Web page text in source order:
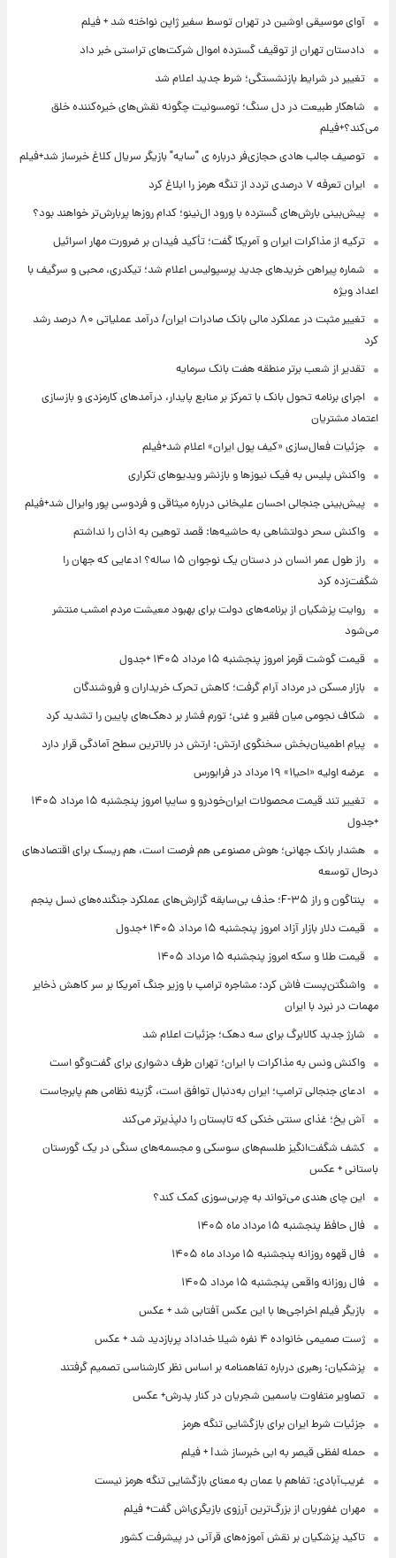
آوای موسیقی اوشین در تهران توسط سفیر ژاپن نواخته شد + فیلم
دادستان تهران از توقیف گسترده اموال شرکت‌های تراستی خبر داد
تغییر در شرایط بازنشستگی؛ شرط جدید اعلام شد
شاهکار طبیعت در دل سنگ؛ تومسونیت چگونه نقش‌های خیره‌کننده خلق
می‌کند؟+فیلم
توصیف جالب هادی حجازی‌فر درباره ی "سایه" بازیگر سریال کلاغ خبرساز شد+فیلم
ایران تعرفه ۷ درصدی تردد از تنگه هرمز را ابلاغ کرد
پیش‌بینی بارش‌های گسترده با ورود ال‌نینو؛ کدام روزها پربارش‌تر خواهند بود؟
ترکیه از مذاکرات ایران و آمریکا گفت؛ تأکید فیدان بر ضرورت مهار اسرائیل
شماره پیراهن خریدهای جدید پرسپولیس اعلام شد؛ تیکدری، محبی و سرگیف با
اعداد ویژه
تغییر مثبت در عملکرد مالی بانک صادرات ایران/ درآمد عملیاتی ۸۰ درصد رشد
کرد
تقدیر از شعب برتر منطقه هفت بانک سرمایه
اجرای برنامه تحول بانک با تمرکز بر منابع پایدار، درآمدهای کارمزدی و بازسازی
اعتماد مشتریان
جزئیات فعال‌سازی «کیف پول ایران» اعلام شد+فیلم
واکنش پلیس به فیک نیوزها و بازنشر ویدیوهای تکراری
پیش‌بینی جنجالی احسان علیخانی درباره میثاقی و فردوسی پور وایرال شد+فیلم
واکنش سحر دولتشاهی به حاشیه‌ها: قصد توهین به اذان را نداشتم
راز طول عمر انسان در دستان یک نوجوان ۱۵ ساله؟ ادعایی که جهان را
شگفت‌زده کرد
روایت پزشکیان از برنامه‌های دولت برای بهبود معیشت مردم امشب منتشر
می‌شود
قیمت گوشت قرمز امروز پنجشنبه ۱۵ مرداد ۱۴۰۵ +جدول
بازار مسکن در مرداد آرام گرفت؛ کاهش تحرک خریداران و فروشندگان
شکاف نجومی میان فقیر و غنی؛ تورم فشار بر دهک‌های پایین را تشدید کرد
پیام اطمینان‌بخش سخنگوی ارتش: ارتش در بالاترین سطح آمادگی قرار دارد
عرضه اولیه «احیا۱» ۱۹ مرداد در فرابورس
تغییر تند قیمت محصولات ایران‌خودرو و سایپا امروز پنجشنبه ۱۵ مرداد ۱۴۰۵
+جدول
هشدار بانک جهانی؛ هوش مصنوعی هم فرصت است، هم ریسک برای اقتصادهای
درحال توسعه
پنتاگون و راز F-۳۵؛ حذف بی‌سابقه گزارش‌های عملکرد جنگنده‌های نسل پنجم
قیمت دلار بازار آزاد امروز پنجشنبه ۱۵ مرداد ۱۴۰۵ +جدول
قیمت طلا و سکه امروز پنجشنبه ۱۵ مرداد ۱۴۰۵
واشنگتن‌پست فاش کرد: مشاجره ترامپ با وزیر جنگ آمریکا بر سر کاهش ذخایر
مهمات در نبرد با ایران
شارژ جدید کالابرگ برای سه دهک؛ جزئیات اعلام شد
واکنش ونس به مذاکرات با ایران؛ تهران طرف دشواری برای گفت‌وگو است
ادعای جنجالی ترامپ؛ ایران به‌دنبال توافق است، گزینه نظامی هم پابرجاست
آش یخ؛ غذای سنتی خنکی که تابستان را دلپذیرتر می‌کند
کشف شگفت‌انگیز طلسم‌های سوسکی و مجسمه‌های سنگی در یک گورستان
باستانی + عکس
این چای هندی می‌تواند به چربی‌سوزی کمک کند؟
فال حافظ پنجشنبه ۱۵ مرداد ماه ۱۴۰۵
فال قهوه روزانه پنجشنبه ۱۵ مرداد ماه ۱۴۰۵
فال روزانه واقعی پنجشنبه ۱۵ مرداد ۱۴۰۵
بازیگر فیلم اخراجی‌ها با این عکس آفتابی شد + عکس
ژست صمیمی خانواده ۴ نفره شیلا خداداد پربازدید شد + عکس
پزشکیان: رهبری درباره تفاهمنامه بر اساس نظر کارشناسی تصمیم گرفتند
تصاویر متفاوت یاسمین شجریان در کنار پدرش+ عکس
جزئیات شرط ایران برای بازگشایی تنگه هرمز
حمله لفظی قیصر به ابی خبرساز شد! + فیلم
غریب‌آبادی: تفاهم با عمان به معنای بازگشایی تنگه هرمز نیست
مهران غفوریان از بزرگ‌ترین آرزوی بازیگری‌اش گفت+ فیلم
تاکید پزشکیان بر نقش آموزه‌های قرآنی در پیشرفت کشور